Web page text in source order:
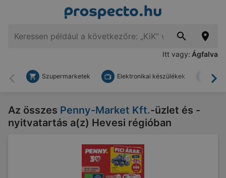
Itt vagy: Ágfalva
Vissza
Szupermarketek Elektronikai készülékek
Az összes Penny-Market Kft.-üzlet és -
nyitvatartás a(z) Hevesi régióban